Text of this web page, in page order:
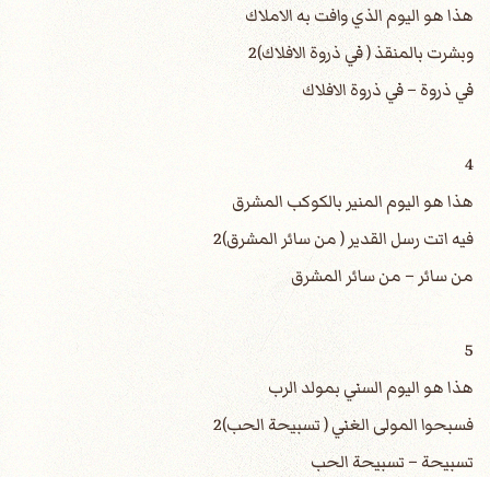
هذا هو اليوم الذي وافت به الاملاك
وبشرت بالمنقذ ( في ذروة الافلاك)2
في ذروة – في ذروة الافلاك
4
هذا هو اليوم المنير بالكوكب المشرق
فيه اتت رسل القدير ( من سائر المشرق)2
من سائر – من سائر المشرق
5
هذا هو اليوم السني بمولد الرب
فسبحوا المولى الغني ( تسبيحة الحب)2
تسبيحة – تسبيحة الحب